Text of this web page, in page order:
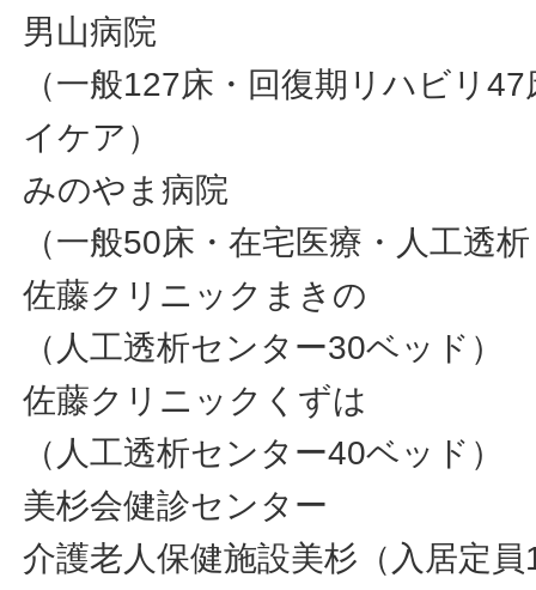
男山病院
（一般127床・回復期リハビリ
イケア）
みのやま病院
（一般50床・在宅医療・人工透
佐藤クリニックまきの
（人工透析センター30ベッド）
佐藤クリニックくずは
（人工透析センター40ベッド）
美杉会健診センター
介護老人保健施設美杉（入居定